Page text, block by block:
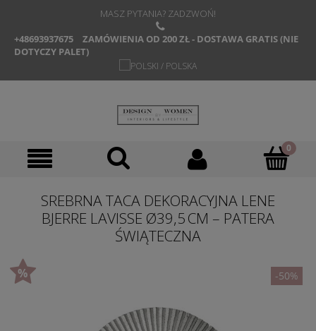
MASZ PYTANIA? ZADZWOŃ!
+48693937675
ZAMÓWIENIA OD 200 ZŁ - DOSTAWA GRATIS (NIE
DOTYCZY PALET)
SREBRNA TACA DEKORACYJNA LENE
BJERRE LAVISSE Ø39,5 CM – PATERA
ŚWIĄTECZNA
-50%